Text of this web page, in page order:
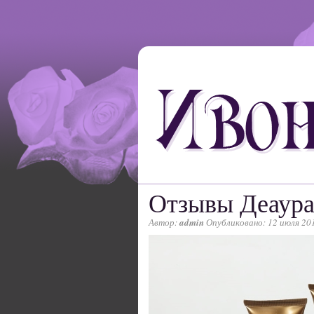
Отзывы Деаура
Автор:admin Опубликовано: 12 июля